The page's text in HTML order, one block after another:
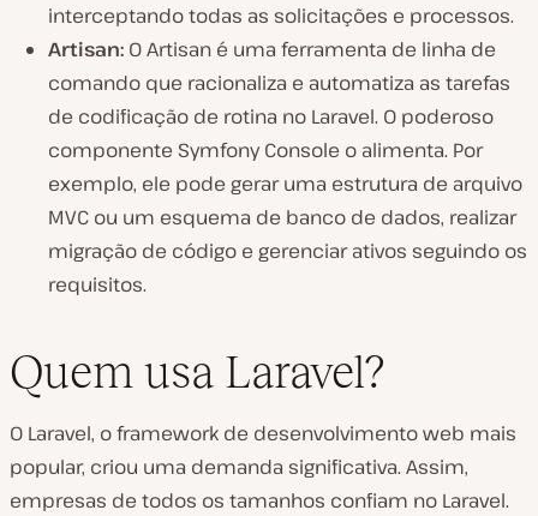
interceptando todas as solicitações e processos.
Artisan: O Artisan é uma ferramenta de linha de
comando que racionaliza e automatiza as tarefas
de codificação de rotina no Laravel. O poderoso
componente Symfony Console o alimenta. Por
exemplo, ele pode gerar uma estrutura de arquivo
MVC ou um esquema de banco de dados, realizar
migração de código e gerenciar ativos seguindo os
requisitos.
Quem usa Laravel?
O Laravel, o framework de desenvolvimento web mais
popular, criou uma demanda significativa. Assim,
empresas de todos os tamanhos confiam no Laravel.